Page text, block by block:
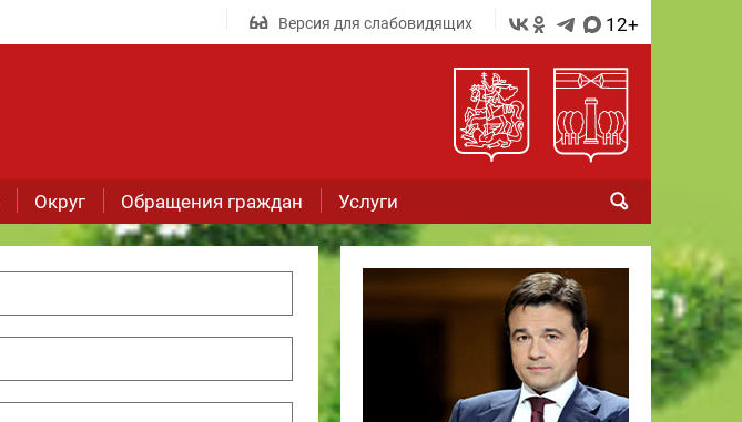
Версия для слабовидящих 12+
Округ Обращения граждан Услуги